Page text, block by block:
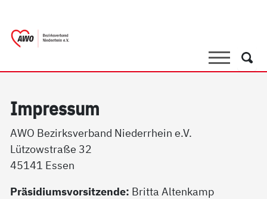
SucheSuche
Im­pres­sum
AWO Bezirksverband Niederrhein e.V.
Lützowstraße 32
45141 Essen
Präsidiumsvorsitzende: Britta Altenkamp